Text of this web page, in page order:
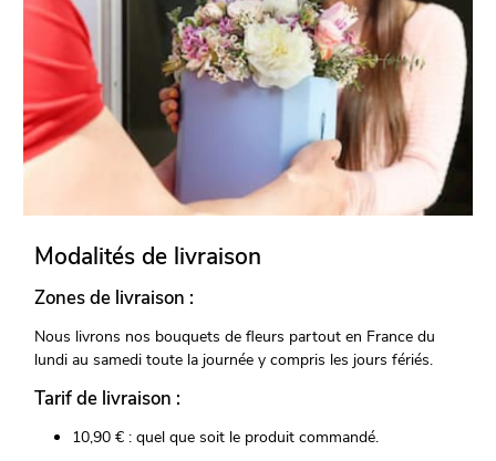
Modalités de livraison
Zones de livraison :
Nous livrons nos bouquets de fleurs partout en France du
lundi au samedi toute la journée y compris les jours fériés.
Tarif de livraison :
10,90 € : quel que soit le produit commandé.